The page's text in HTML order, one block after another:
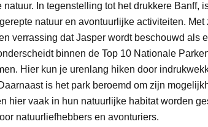
natuur. In tegenstelling tot het drukkere
natuur en avontuurlijke activiteiten.
verrassing dat Jasper wordt beschouwd als
binnen de Top 10 Nationale
Hier kun je urenlang hiken door
is het park beroemd om zijn
hier vaak in hun natuurlijke habitat worden
natuurliefhebbers en avonturiers.